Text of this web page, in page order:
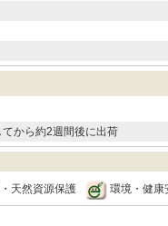
から約2週間後に出荷
天然資源保護 環境・健康